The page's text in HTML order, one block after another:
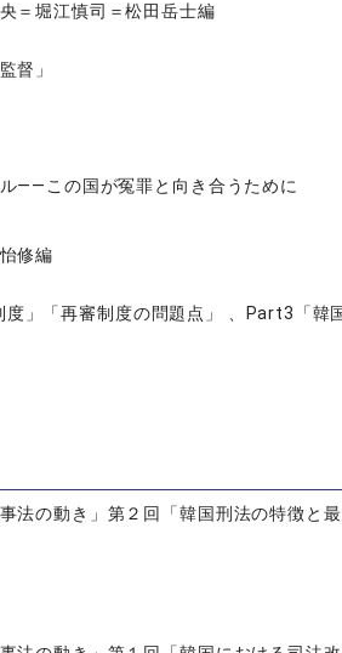
＝堀江慎司＝松田岳士編
督」
——この国が冤罪と向き合うために
修編
」「再審制度の問題点」 、Part3「韓
法の動き」第２回「韓国刑法の特徴と最